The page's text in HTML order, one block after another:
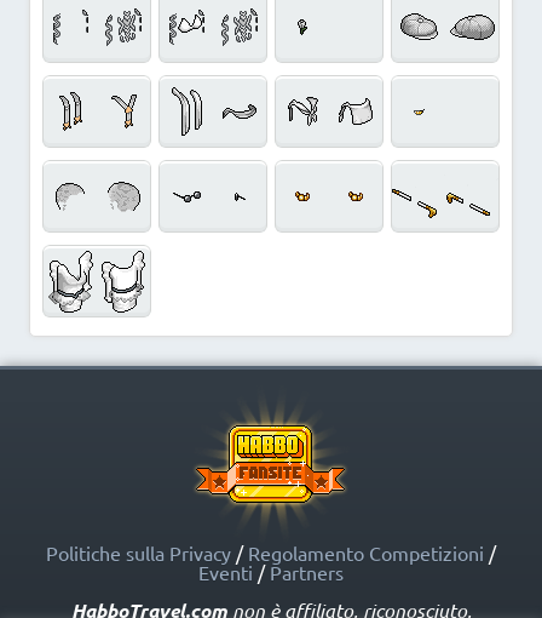
Politiche sulla Privacy / Regolamento Competizioni /
Eventi / Partners
HabboTravel.comnon è affiliato, riconosciuto,